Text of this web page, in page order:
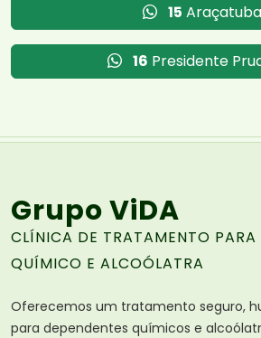
15 Araçatuba
16 Presidente
Grupo ViDA
CLÍNICA DE TRATAMENTO PARA
QUÍMICO E ALCOÓLATRA
Oferecemos um tratamento seguro,
para dependentes químicos e